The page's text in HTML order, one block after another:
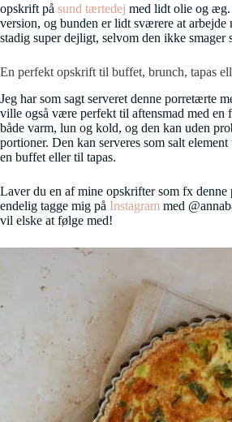
opskrift på sund tærtedej med lidt olie og
version, og bunden er lidt sværere at arbejde
stadig super dejligt, selvom den ikke smager
En perfekt opskrift til buffet, brunch, tapas
Jeg har som sagt serveret denne porretærte
ville også være perfekt til aftensmad med en
både varm, lun og kold, og den kan uden
portioner. Den kan serveres som salt
en buffet eller til tapas.
Laver du en af mine opskrifter som fx denne
endelig tagge mig på Instagram med
vil elske at følge med!